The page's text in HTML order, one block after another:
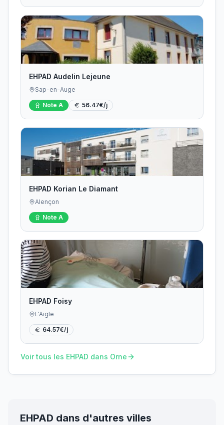
EHPAD Audelin Lejeune
Sap-en-Auge
Note A 56.47€/j
EHPAD Korian Le Diamant
Alençon
Note A
EHPAD Foisy
L'Aigle
64.57€/j
Voir tous les EHPAD dans Orne
EHPAD dans d'autres villes